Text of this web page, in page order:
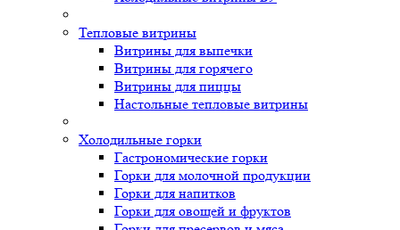
Тепловые витрины
Витрины для выпечки
Витрины для горячего
Витрины для пиццы
Настольные тепловые витрины
Холодильные горки
Гастрономические горки
Горки для молочной продукции
Горки для напитков
Горки для овощей и фруктов